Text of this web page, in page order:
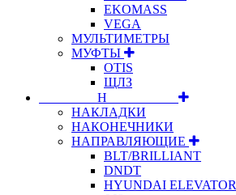
EKOMASS
VEGA
МУЛЬТИМЕТРЫ
МУФТЫ
OTIS
ЩЛЗ
⠀⠀⠀⠀⠀⠀Н⠀⠀⠀⠀⠀⠀⠀
НАКЛАДКИ
НАКОНЕЧНИКИ
НАПРАВЛЯЮЩИЕ
BLT/BRILLIANT
DNDT
HYUNDAI ELEVATOR